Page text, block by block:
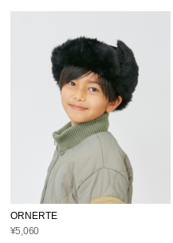
ORNERTE
¥5,060